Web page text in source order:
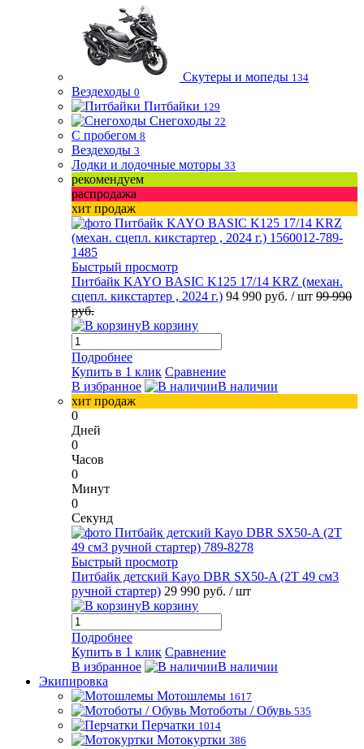
Скутеры и мопеды 134
Вездеходы 0
Питбайки 129
Снегоходы 22
С пробегом 8
Вездеходы 3
Лодки и лодочные моторы 33
рекомендуем
распродажа
хит продаж
Быстрый просмотр
Питбайк KAYO BASIC K125 17/14 KRZ (механ.
сцепл. кикстартер , 2024 г.) 94 990 руб. / шт 99 990
руб.
В корзину
Подробнее
Купить в 1 клик Сравнение
В избранное
В наличии
хит продаж
0
Дней
0
Часов
0
Минут
0
Секунд
Быстрый просмотр
Питбайк детский Kayo DBR SX50-A (2T 49 см3
ручной стартер) 29 990 руб. / шт
В корзину
Подробнее
Купить в 1 клик Сравнение
В избранное
В наличии
Экипировка
Мотошлемы 1617
Мотоботы / Обувь 535
Перчатки 1014
Мотокуртки 386